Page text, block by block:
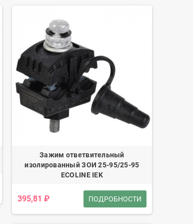
Зажим ответвительный
изолированный ЗОИ 25-95/25-95
ECOLINE IEK
395,81 ₽ ПОДРОБНОСТИ